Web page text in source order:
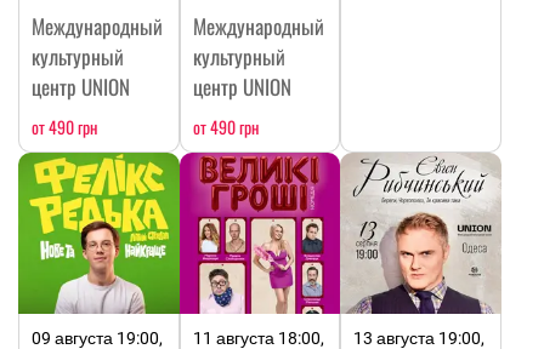
Международный
культурный
центр UNION
от 490 грн
Международный
культурный
центр UNION
от 490 грн
09 августа 19:00,
11 августа 18:00,
13 августа 19:00,